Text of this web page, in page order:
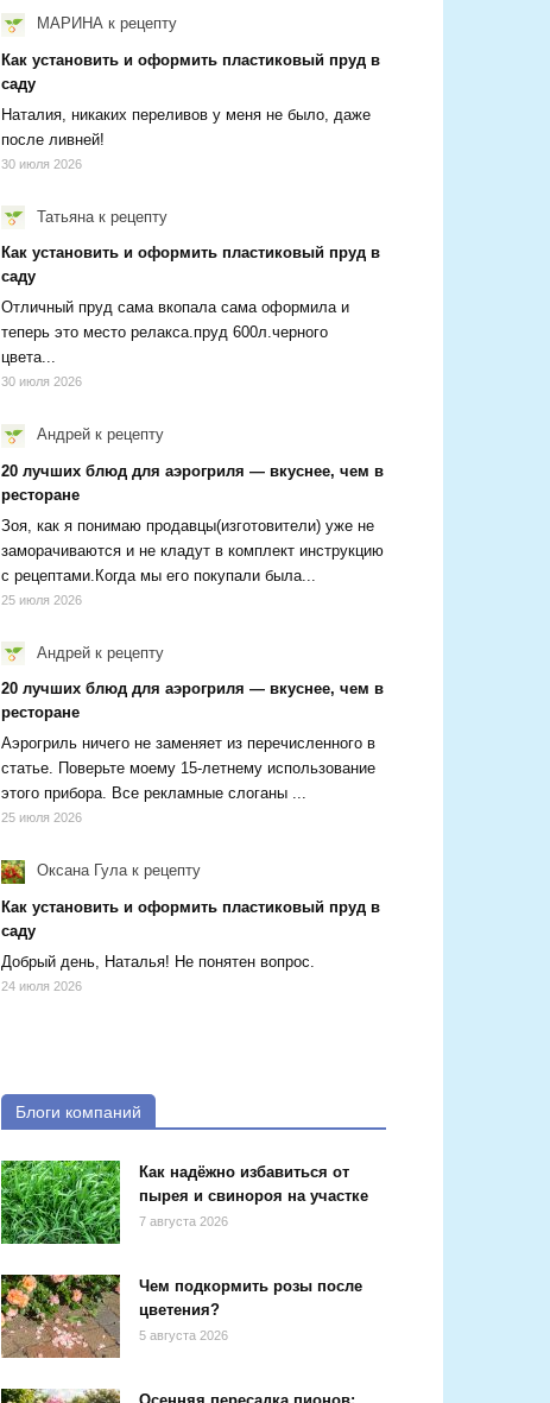
МАРИНА к рецепту
Как установить и оформить пластиковый пруд в
саду
Наталия, никаких переливов у меня не было, даже
после ливней!
30 июля 2026
Татьяна к рецепту
Как установить и оформить пластиковый пруд в
саду
Отличный пруд сама вкопала сама оформила и
теперь это место релакса.пруд 600л.черного
цвета...
30 июля 2026
Андрей к рецепту
20 лучших блюд для аэрогриля — вкуснее, чем в
ресторане
Зоя, как я понимаю продавцы(изготовители) уже не
заморачиваются и не кладут в комплект инструкцию
с рецептами.Когда мы его покупали была...
25 июля 2026
Андрей к рецепту
20 лучших блюд для аэрогриля — вкуснее, чем в
ресторане
Аэрогриль ничего не заменяет из перечисленного в
статье. Поверьте моему 15-летнему использование
этого прибора. Все рекламные слоганы ...
25 июля 2026
Оксана Гулак рецепту
Как установить и оформить пластиковый пруд в
саду
Добрый день, Наталья! Не понятен вопрос.
24 июля 2026
Блоги компаний
Как надёжно избавиться от
пырея и свинороя на участке
7 августа 2026
Чем подкормить розы после
цветения?
5 августа 2026